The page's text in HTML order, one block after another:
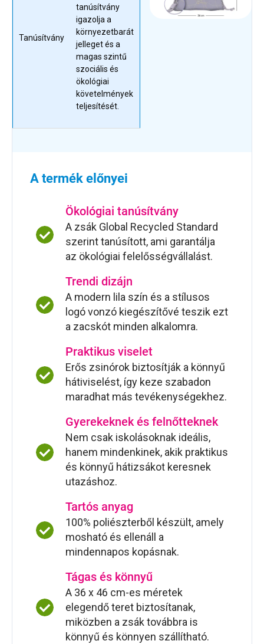
Tanúsítvány
tanúsítvány
igazolja a
környezetbarát
jelleget és a
magas szintű
szociális és
ökológiai
követelmények
teljesítését.
A termék előnyei
Ökológiai tanúsítvány
A zsák Global Recycled Standard
szerint tanúsított, ami garantálja
az ökológiai felelősségvállalást.
Trendi dizájn
A modern lila szín és a stílusos
logó vonzó kiegészítővé teszik ezt
a zacskót minden alkalomra.
Praktikus viselet
Erős zsinórok biztosítják a könnyű
hátiviselést, így keze szabadon
maradhat más tevékenységekhez.
Gyerekeknek és felnőtteknek
Nem csak iskolásoknak ideális,
hanem mindenkinek, akik praktikus
és könnyű hátizsákot keresnek
utazáshoz.
Tartós anyag
100% poliészterből készült, amely
mosható és ellenáll a
mindennapos kopásnak.
Tágas és könnyű
A 36 x 46 cm-es méretek
elegendő teret biztosítanak,
miközben a zsák továbbra is
könnyű és könnyen szállítható.